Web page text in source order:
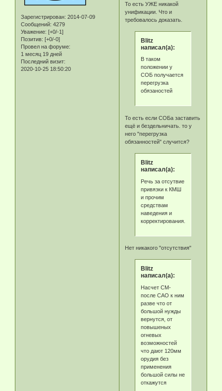
Зарегистрирован: 2014-07-09
Сообщений: 4279
Уважение: [+0/-1]
Позитив: [+0/-0]
Провел на форуме:
1 месяц 19 дней
Последний визит:
2020-10-25 18:50:20
То есть УЖЕ никакой
унификации. Что и
требовалось доказать.
Blitz
написал(а):
В таком
положении у
СОБ получается
перегрузка
обязаностей
То есть если СОБа заставить
ещё и бездельничать. то у
него "перегрузка
обязанностей" случится?
Blitz
написал(а):
Речь за отсутвие
привязки к КМШ
и прочим
средствам
наведения и
корректирования.
Нет никакого "отсутствия"
Blitz
написал(а):
Насчет СМ-
после САО к ним
разве что от
большой нужды
вернутся, от
повышеных
огневых
возможностей
что дают 120мм
орудия без
применения
большой силы не
откажутся